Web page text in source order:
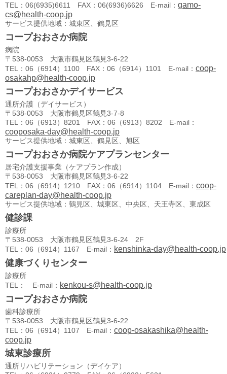
TEL：06(6935)6611 FAX：06(6936)6626 E-mail： gamo-
cs@health-coop.jp
サービス提供地域：城東区、鶴見区
コープおおさか病院
病院
〒538-0053 大阪市鶴見区鶴見3-6-22
TEL：06（6914）1100 FAX：06（6914）1101 E-mail： coop-
osakahp@health-coop.jp
コープおおさかデイサービス
通所介護（デイサービス）
〒538-0053 大阪市鶴見区鶴見3-7-8
TEL：06（6913）8201 FAX：06（6913）8202 E-mail：
cooposaka-day@health-coop.jp
サービス提供地域：城東区、鶴見区、旭区
コープおおさか病院ケアプランセンター
居宅介護支援事業（ケアプラン作成）
〒538-0053 大阪市鶴見区鶴見3-6-22
TEL：06（6914）1210 FAX：06（6914）1104 E-mail： coop-
careplan-day@health-coop.jp
サービス提供地域：鶴見区、城東区、中央区、天王寺区、東成区
健診課
診療所
〒538-0053 大阪市鶴見区鶴見3-6-24 2F
TEL：06（6914）1167 E-mail： kenshinka-day@health-coop.jp
健康づくりセンター
診療所
TEL： E-mail： kenkou-s@health-coop.jp
コープおおさか病院
歯科診療所
〒538-0053 大阪市鶴見区鶴見3-6-22
TEL：06（6914）1107 E-mail： coop-osakashika@health-
coop.jp
城東診療所
通所リハビリテーション（デイケア）